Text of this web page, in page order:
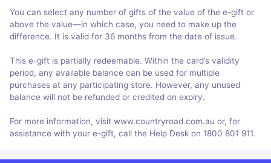
You can select any number of gifts of the value of the e-gift or
above the value—in which case, you need to make up the
difference. It is valid for 36 months from the date of issue.
This e-gift is partially redeemable. Within the card’s validity
period, any available balance can be used for multiple
purchases at any participating store. However, any unused
balance will not be refunded or credited on expiry.
For more information, visit www.countryroad.com.au or, for
assistance with your e-gift, call the Help Desk on 1800 801 911.